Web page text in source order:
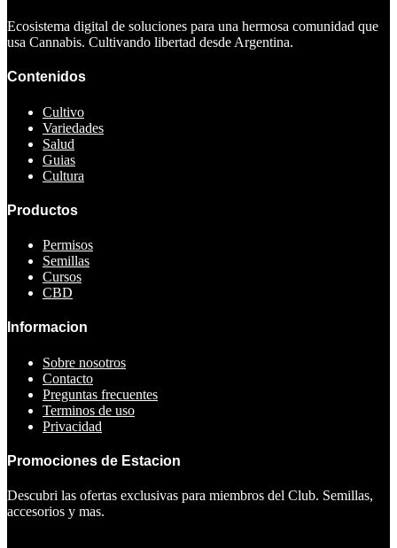
Ecosistema digital de soluciones para una hermosa comunidad que
usa Cannabis. Cultivando libertad desde Argentina.
Contenidos
Cultivo
Variedades
Salud
Guias
Cultura
Productos
Permisos
Semillas
Cursos
CBD
Informacion
Sobre nosotros
Contacto
Preguntas frecuentes
Terminos de uso
Privacidad
Promociones de Estacion
Descubri las ofertas exclusivas para miembros del Club. Semillas,
accesorios y mas.